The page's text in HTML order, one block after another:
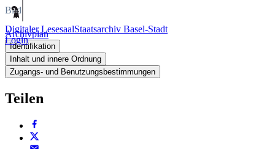
Digitaler LesesaalStaatsarchiv Basel-Stadt
Login
Bild
Archivplan
Identifikation
Inhalt und innere Ordnung
Zugangs- und Benutzungsbestimmungen
Teilen